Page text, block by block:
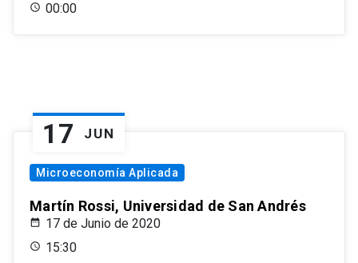
00:00
17 JUN
Microeconomía Aplicada
Martín Rossi, Universidad de San Andrés
17 de Junio de 2020
15:30